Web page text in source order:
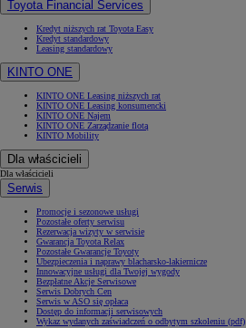
Toyota Financial Services
Kredyt niższych rat Toyota Easy
Kredyt standardowy
Leasing standardowy
KINTO ONE
KINTO ONE Leasing niższych rat
KINTO ONE Leasing konsumencki
KINTO ONE Najem
KINTO ONE Zarządzanie flotą
KINTO Mobility
Dla właścicieli
Dla właścicieli
Serwis
Promocje i sezonowe usługi
Pozostałe oferty serwisu
Rezerwacja wizyty w serwisie
Gwarancja Toyota Relax
Pozostałe Gwarancje Toyoty
Ubezpieczenia i naprawy blacharsko-lakiernicze
Innowacyjne usługi dla Twojej wygody
Bezpłatne Akcje Serwisowe
Serwis Dobrych Cen
Serwis w ASO się opłaca
Dostęp do informacji serwisowych
Wykaz wydanych zaświadczeń o odbytym szkoleniu (pdf)